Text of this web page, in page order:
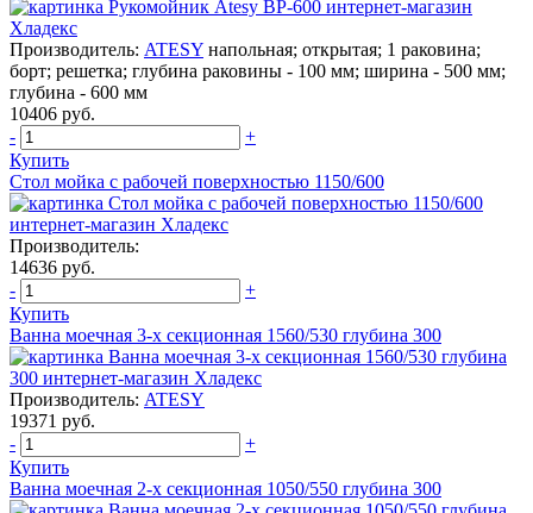
Производитель: ATESY напольная; открытая; 1 раковина;
борт; решетка; глубина раковины - 100 мм; ширина - 500 мм;
глубина - 600 мм
10406 руб.
-
+
Купить
Стол мойка с рабочей поверхностью 1150/600
Производитель:
14636 руб.
-
+
Купить
Ванна моечная 3-х секционная 1560/530 глубина 300
Производитель: ATESY
19371 руб.
-
+
Купить
Ванна моечная 2-х секционная 1050/550 глубина 300